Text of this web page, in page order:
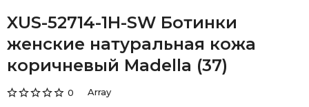
XUS-52714-1H-SW Ботинки
женские натуральная кожа
коричневый Madella (37)
0 Array